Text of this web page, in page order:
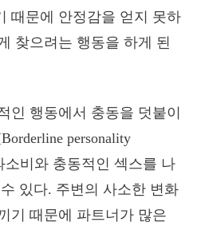
때문에 안정감을 얻지 못하
찾으려는 행동을 하게 된
인 행동에서 충동을 덧붙이
personality
소비와 충동적인 섹스를 나
있다. 주변의 사소한 변화
기 때문에 파트너가 많은